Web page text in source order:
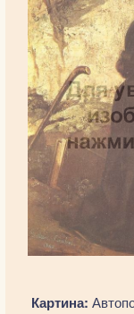
Картина: